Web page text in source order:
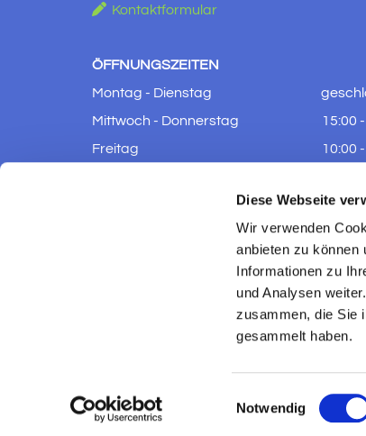
Diese Webseite
Wir verwenden
anbieten zu können
Informationen zu
und Analysen
zusammen, die Sie
gesammelt haben.
Einwilligungsauswahl
Notwendig
 Kontaktformular
ÖFFNUNGSZEITEN
Montag - Dienstag
Mittwoch - Donnerstag
15:00
Freitag
10:00